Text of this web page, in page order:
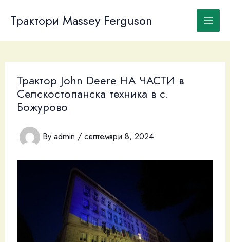
content
Трактори Massey Ferguson
Трактор John Deere НА ЧАСТИ в
Селскостопанска техника в с.
Божурово
By admin / септември 8, 2024